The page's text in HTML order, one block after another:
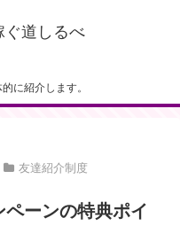
ぐ道しるべ
に紹介します。
友達紹介制度
ーンの特典ポイ